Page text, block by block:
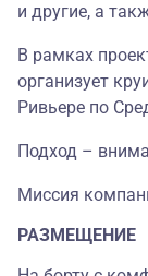
и другие, а
В рамках
организует
Ривьере по
Подход –
Миссия
РАЗМЕЩЕНИЕ